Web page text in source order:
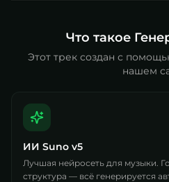
Что такое
Этот трек создан с
нашем
ИИ Suno v5
Лучшая нейросеть для музыки.
структура — всё генерируется